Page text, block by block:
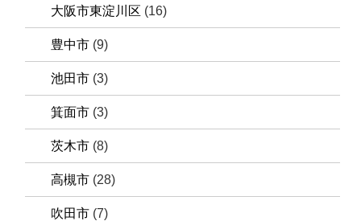
大阪市東淀川区 (16)
豊中市 (9)
池田市 (3)
箕面市 (3)
茨木市 (8)
高槻市 (28)
吹田市 (7)